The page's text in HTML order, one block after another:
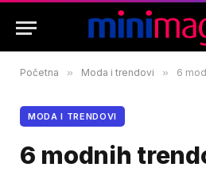
Početna » Moda i trendovi » 6
MODA I TRENDOVI
6 modnih